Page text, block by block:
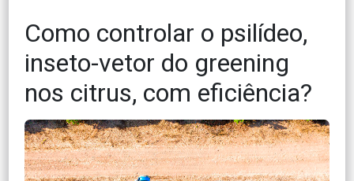
Como controlar o psilídeo,
inseto-vetor do greening
nos citrus, com eficiência?